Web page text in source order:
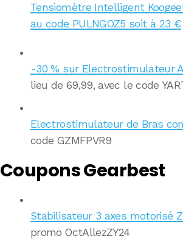
Tensiomètre Intelligent
au code PULNGOZ5 soit à 23 €
-30 % sur Electrostimulateur
lieu de 69,99, avec le code
Electrostimulateur de Bras
code GZMFPVR9
Coupons Gearbest
Stabilisateur 3 axes motorisé
promo OctAllezZY24